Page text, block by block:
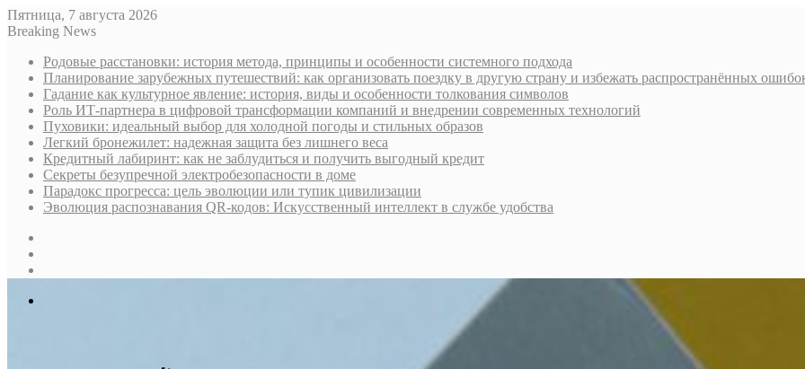
Пятница, 7 августа 2026
Breaking News
Родовые расстановки: история метода, принципы и особенности системного подхода
Планирование зарубежных путешествий: как организовать поездку в другую страну и избежать распространённых
Гадание как культурное явление: история, виды и особенности толкования символов
Роль ИТ-партнера в цифровой трансформации компаний и внедрении современных технологий
Пуховики: идеальный выбор для холодной погоды и стильных образов
Легкий бронежилет: надежная защита без лишнего веса
Кредитный лабиринт: как не заблудиться и получить выгодный кредит
Секреты безупречной электробезопасности в доме
Парадокс прогресса: цель эволюции или тупик цивилизации
Эволюция распознавания QR-кодов: Искусственный интеллект в службе удобства